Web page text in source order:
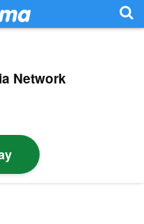
Network